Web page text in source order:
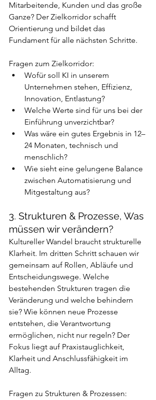
Mitarbeitende, Kunden und das große
Ganze? Der Zielkorridor schafft
Orientierung und bildet das
Fundament für alle nächsten Schritte.
Fragen zum Zielkorridor:
Wofür soll KI in unserem
Unternehmen stehen, Effizienz,
Innovation, Entlastung?
Welche Werte sind für uns bei der
Einführung unverzichtbar?
Was wäre ein gutes Ergebnis in 12–
24 Monaten, technisch und
menschlich?
Wie sieht eine gelungene Balance
zwischen Automatisierung und
Mitgestaltung aus?
3. Strukturen & Prozesse, Was
müssen wir verändern?
Kultureller Wandel braucht strukturelle
Klarheit. Im dritten Schritt schauen wir
gemeinsam auf Rollen, Abläufe und
Entscheidungswege. Welche
bestehenden Strukturen tragen die
Veränderung und welche behindern
sie? Wie können neue Prozesse
entstehen, die Verantwortung
ermöglichen, nicht nur regeln? Der
Fokus liegt auf Praxistauglichkeit,
Klarheit und Anschlussfähigkeit im
Alltag.
Fragen zu Strukturen & Prozessen: